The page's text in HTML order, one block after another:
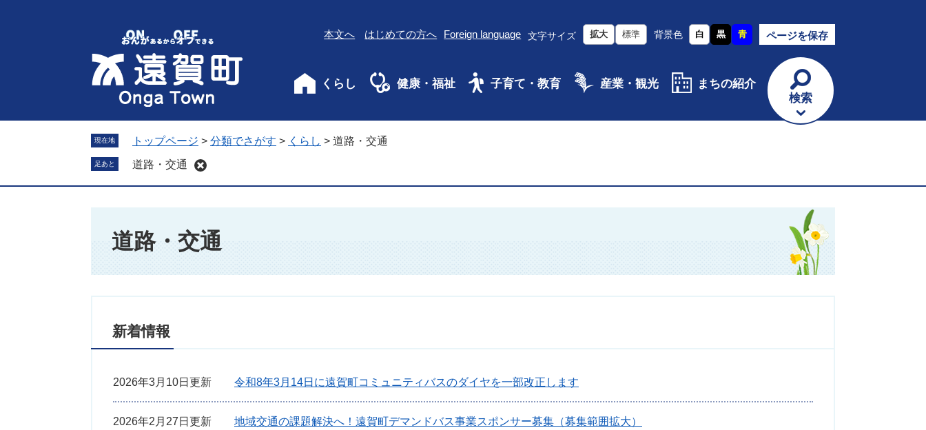
す
し
へ
本文へ はじめての方へ Foreign language 文字サイズ 拡大 標準 背景色 白 黒 青 ページを保存
くらし 健康・福祉 子育て・教育 産業・観光
まちの紹介
検索
現在地 トップページ > 分類でさがす > くらし > 道路・交通
足あと 道路・交通
道路・交通
新着情報
2026年3月10日更新 令和8年3月14日に遠賀町コミュニティバスのダイヤを一部改正します
2026年2月27日更新 地域交通の課題解決へ！遠賀町デマンドバス事業スポンサー募集（募集範囲拡大）